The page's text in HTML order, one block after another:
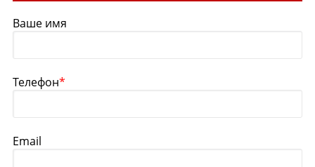
Ваше имя
Телефон*
Email